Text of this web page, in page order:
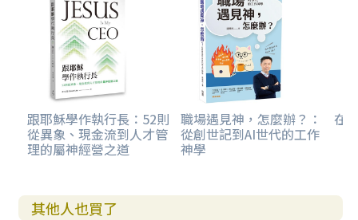
跟耶穌學作執行長：52則
從異象、現金流到人才管
理的屬神經營之道
職場遇見神，怎麼辦？：
從創世記到AI世代的工作
神學
在
其他人也買了